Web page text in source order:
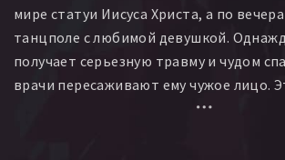
мире статуи Иисуса Христа, а по
танцполе с любимой девушкой.
получает серьезную травму и чудом
врачи пересаживают ему чужое лицо.
делает Яцека настоящим